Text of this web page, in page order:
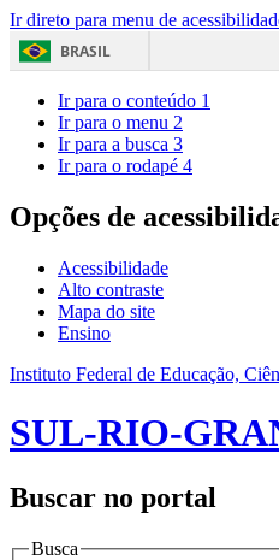
Ir direto para menu de
BRASIL
Ir para o conteúdo 1
Ir para o menu 2
Ir para a busca 3
Ir para o rodapé 4
Opções de
Acessibilidade
Alto contraste
Mapa do site
Ensino
Instituto Federal de Educação,
SUL-RIO-
Buscar no portal
Busca